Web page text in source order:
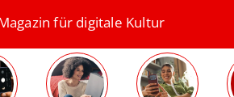
für digitale Kultur